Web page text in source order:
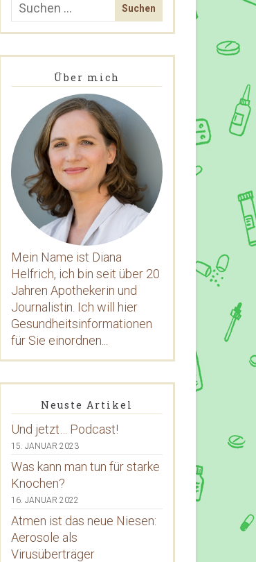
Über mich
Mein Name ist Diana
Helfrich, ich bin seit über 20
Jahren Apothekerin und
Journalistin. Ich will hier
Gesundheitsinformationen
für Sie einordnen...
Neuste Artikel
Und jetzt… Podcast!
15. JANUAR 2023
Was kann man tun für starke
Knochen?
16. JANUAR 2022
Atmen ist das neue Niesen:
Aerosole als
Virusüberträger